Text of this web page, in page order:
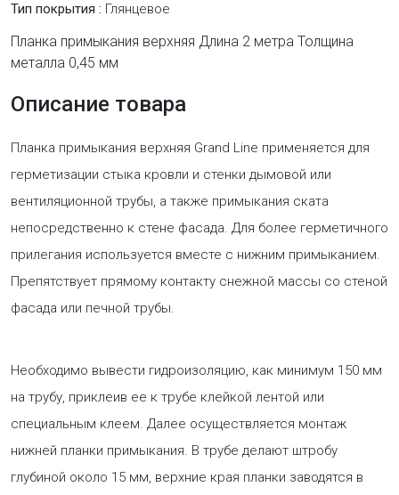
Тип покрытия : Глянцевое
Планка примыкания верхняя Длина 2 метра Толщина
металла 0,45 мм
Описание товара
Планка примыкания верхняя Grand Line применяется для
герметизации стыка кровли и стенки дымовой или
вентиляционной трубы, а также примыкания ската
непосредственно к стене фасада. Для более герметичного
прилегания используется вместе с нижним примыканием.
Препятствует прямому контакту снежной массы со стеной
фасада или печной трубы.
Необходимо вывести гидроизоляцию, как минимум 150 мм
на трубу, приклеив ее к трубе клейкой лентой или
специальным клеем. Далее осуществляется монтаж
нижней планки примыкания. В трубе делают штробу
глубиной около 15 мм, верхние края планки заводятся в